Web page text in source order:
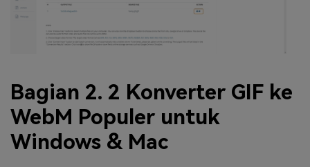
Bagian 2. 2 Konverter GIF ke
WebM Populer untuk
Windows & Mac